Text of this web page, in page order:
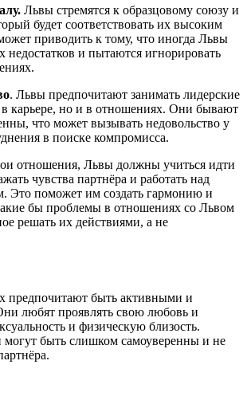
Львы стремятся к образцовому союзу и
будет соответствовать их высоким
приводить к тому, что иногда Львы
недостатков и пытаются игнорировать
. Львы предпочитают занимать лидерские
в карьере, но и в отношениях. Они бывают
что может вызывать недовольство у
в поиске компромисса.
отношения, Львы должны учиться идти
чувства партнёра и работать над
Это поможет им создать гармонию и
бы проблемы в отношениях со Львом
решать их действиями, а не
предпочитают быть активными и
любят проявлять свою любовь и
и физическую близость.
могут быть слишком самоуверенны и не